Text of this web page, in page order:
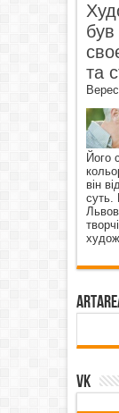
був
та
Його
він
суть.
VK